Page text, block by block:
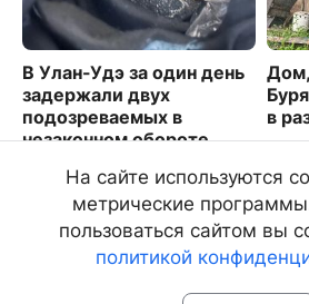
В Улан-Удэ за один день
задержали двух
подозреваемых в
незаконном обороте
Дом,
в
На сайте используются
метрические
пользоваться сайтом вы
политикой